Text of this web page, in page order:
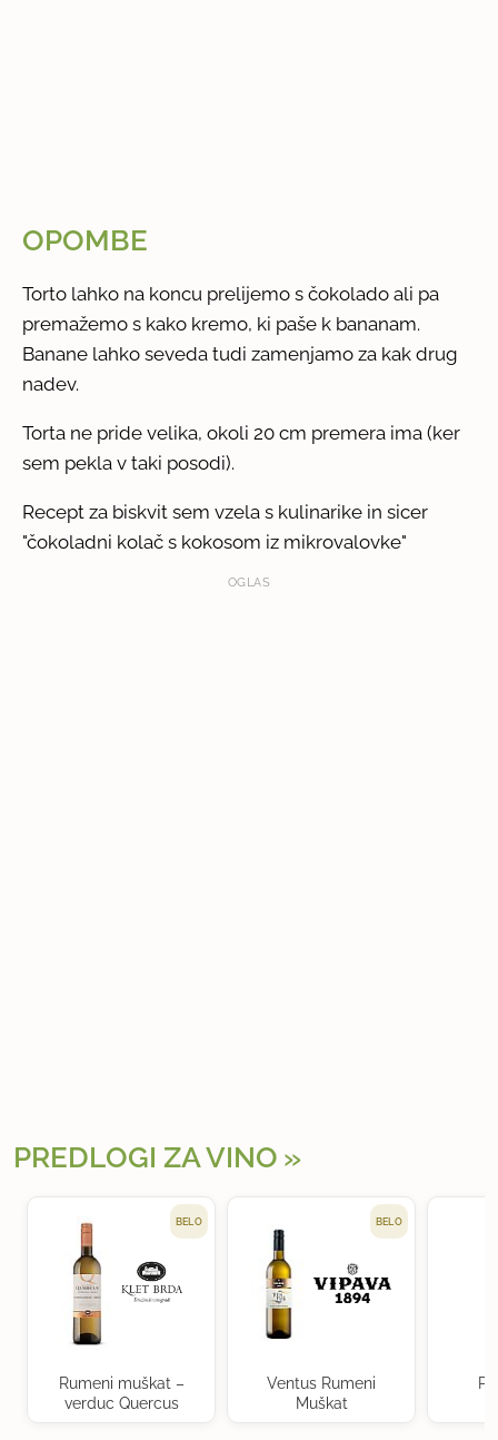
OPOMBE
Torto lahko na koncu prelijemo s čokolado ali pa
premažemo s kako kremo, ki paše k bananam.
Banane lahko seveda tudi zamenjamo za kak drug
nadev.
Torta ne pride velika, okoli 20 cm premera ima (ker
sem pekla v taki posodi).
Recept za biskvit sem vzela s kulinarike in sicer
"čokoladni kolač s kokosom iz mikrovalovke"
OGLAS
PREDLOGI ZA VINO
BELO
Rumeni muškat –
verduc Quercus
BELO
Ventus Rumeni
Muškat